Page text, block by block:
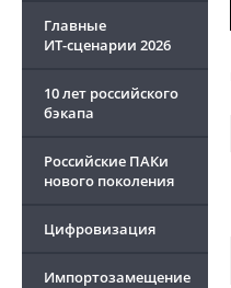
Главные
ИТ-сценарии 2026
10 лет российского
бэкапа
Российские ПАКи
нового поколения
Цифровизация
Импортозамещение